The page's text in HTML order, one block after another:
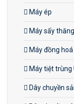
Máy ép
Máy sấy
Máy đồng hoá
Máy tiệt trùng
Dây chuyền